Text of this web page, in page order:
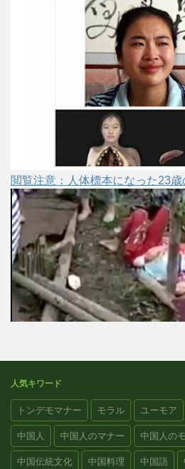
閲覧注意：人体標本になった23歳
人気キワード
トンデモマナー モラル ユーモア
中国人 中国人のマナー 中国人の
中国伝統文化 中国料理 中国語